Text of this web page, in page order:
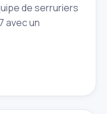
de serruriers
avec un